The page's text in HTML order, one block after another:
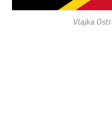
Vlajka